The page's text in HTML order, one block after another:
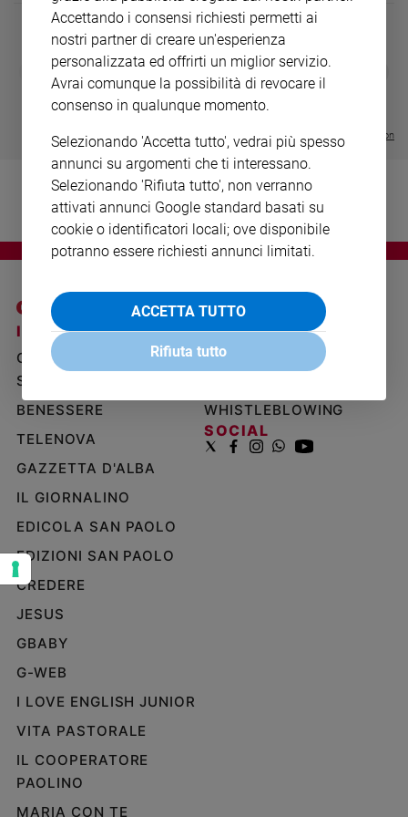
Ambiente
Volontariato
Migranti
inclusione
Costume
e
spettacoli
Sanremo
Cinema,
Tv
streaming
Libri
Musica
Famiglia
educazione
Genitori
e
Nonni
Coppia
Scuola
LE GRANDI BASILICHE ITALIANE
€ 64,50
DIARIO G 2026-27
€ 8,90
- € 8,90
Visualizza tutte le collection
I SITI SAN PAOLO
GRUPPO EDITORIALE
SAN PAOLO
BENESSERE
TELENOVA
GAZZETTA D'ALBA
IL GIORNALINO
EDICOLA SAN PAOLO
EDIZIONI SAN PAOLO
CREDERE
JESUS
GBABY
G-WEB
I LOVE ENGLISH JUNIOR
VITA PASTORALE
IL COOPERATORE
PAOLINO
MARIA CON TE
NOTE LEGALI
PRIVACY POLICY
WHISTLEBLOWING
SOCIAL
Accettando i consensi richiesti permetti ai
nostri partner di creare un'esperienza
personalizzata ed offrirti un miglior servizio.
Avrai comunque la possibilità di revocare il
consenso in qualunque momento.
Selezionando 'Accetta tutto', vedrai più spesso
annunci su argomenti che ti interessano.
Selezionando 'Rifiuta tutto', non verranno
attivati annunci Google standard basati su
cookie o identificatori locali; ove disponibile
potranno essere richiesti annunci limitati.
ACCETTA TUTTO
Rifiuta tutto